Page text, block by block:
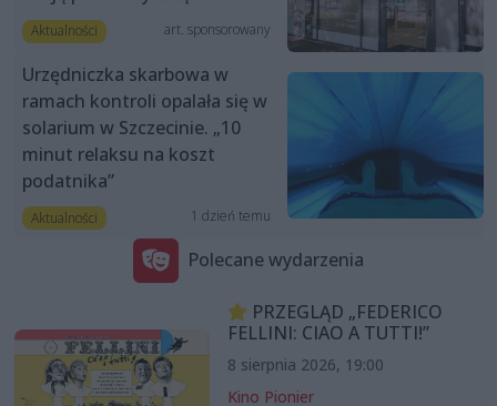
Aktualności art. sponsorowany
Urzędniczka skarbowa w
ramach kontroli opalała się w
solarium w Szczecinie. „10
minut relaksu na koszt
podatnika”
Aktualności 1 dzień temu
Polecane wydarzenia
PRZEGLĄD „FEDERICO
FELLINI: CIAO A TUTTI!”
8 sierpnia 2026, 19:00
Kino Pionier